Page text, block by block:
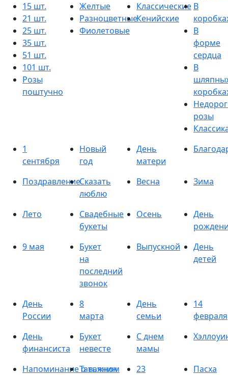
15 шт.
21 шт.
25 шт.
35 шт.
51 шт.
101 шт.
Розы
поштучно
Желтые
Разноцветные
Фиолетовые
Классические
Кенийские
В
В
форме
сердца
В
розы
1
сентября
Новый
год
День
матери
ПоздравлениеСказать
люблю
Весна Зима
Лето
Свадебные
букеты
Осень
День
9 мая
Букет
на
последний
звонок
Выпускной
День
детей
День
России
8
марта
День
семьи
14
февраля
День
финансиста
Букет
невесте
С днем
мамы
Напоминание о важном
Татьянин
23
Пасха